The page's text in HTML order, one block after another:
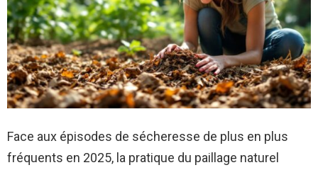
Face aux épisodes de sécheresse de plus en plus
fréquents en 2025, la pratique du paillage naturel